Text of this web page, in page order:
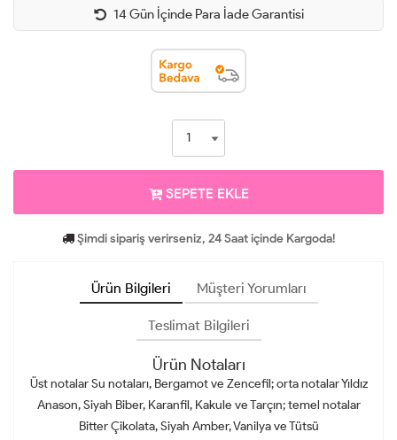
14 Gün İçinde Para İade Garantisi
SEPETE EKLE
Şimdi sipariş verirseniz, 24 Saat içinde Kargoda!
Ürün Bilgileri Müşteri Yorumları
Teslimat Bilgileri
Ürün Notaları
Üst notalar Su notaları, Bergamot ve Zencefil; orta notalar Yıldız
Anason, Siyah Biber, Karanfil, Kakule ve Tarçın; temel notalar
Bitter Çikolata, Siyah Amber, Vanilya ve Tütsü